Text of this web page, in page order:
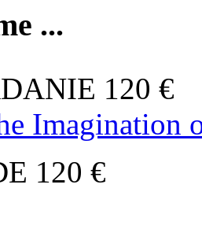
...
120 €
Imagination
120 €